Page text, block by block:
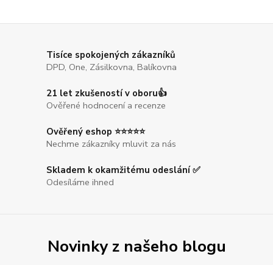
Tisíce spokojených zákazníků
DPD, One, Zásilkovna, Balíkovna
21 let zkušeností v oboru👍
Ověřené hodnocení a recenze
Ověřený eshop ⭐⭐⭐⭐⭐
Nechme zákazníky mluvit za nás
Skladem k okamžitému odeslání ✅
Odesíláme ihned
Novinky z našeho blogu